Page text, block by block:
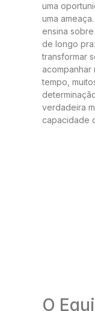
uma
uma
ensina
de longo
transformar
acompanhar
tempo,
verdadeira
capacidade
O